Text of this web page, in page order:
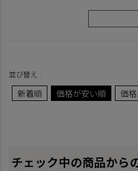
並び替え
新着順 価格が安い順 価
チェック中の商品から